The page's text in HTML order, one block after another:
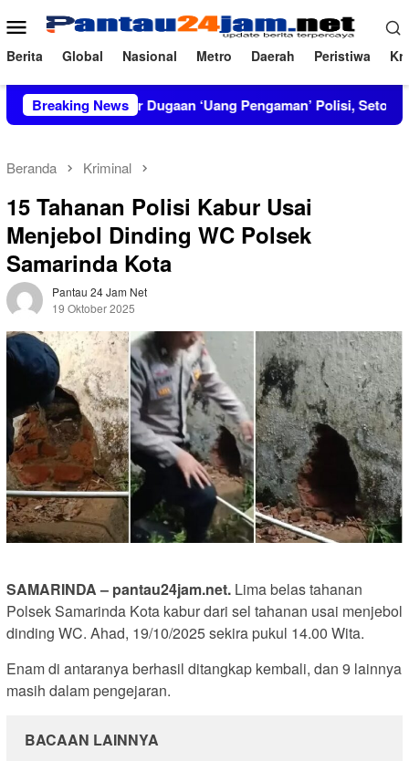
ke
konten
Menu
Mobile
Berita Global Nasional Metro Daerah Peristiwa
Breaking News
Bongkar Dugaan ‘Uang Pengaman’ Polisi, Setor Rp2,5
Beranda Kriminal
15 Tahanan Polisi Kabur Usai
Menjebol Dinding WC Polsek
Samarinda Kota
Pantau 24 Jam Net
19 Oktober 2025
SAMARINDA – pantau24jam.net. Lima belas tahanan
Polsek Samarinda Kota kabur dari sel tahanan usai menjebol
dinding WC. Ahad, 19/10/2025 sekira pukul 14.00 Wita.
Enam di antaranya berhasil ditangkap kembali, dan 9 lainnya
masih dalam pengejaran.
BACAAN LAINNYA